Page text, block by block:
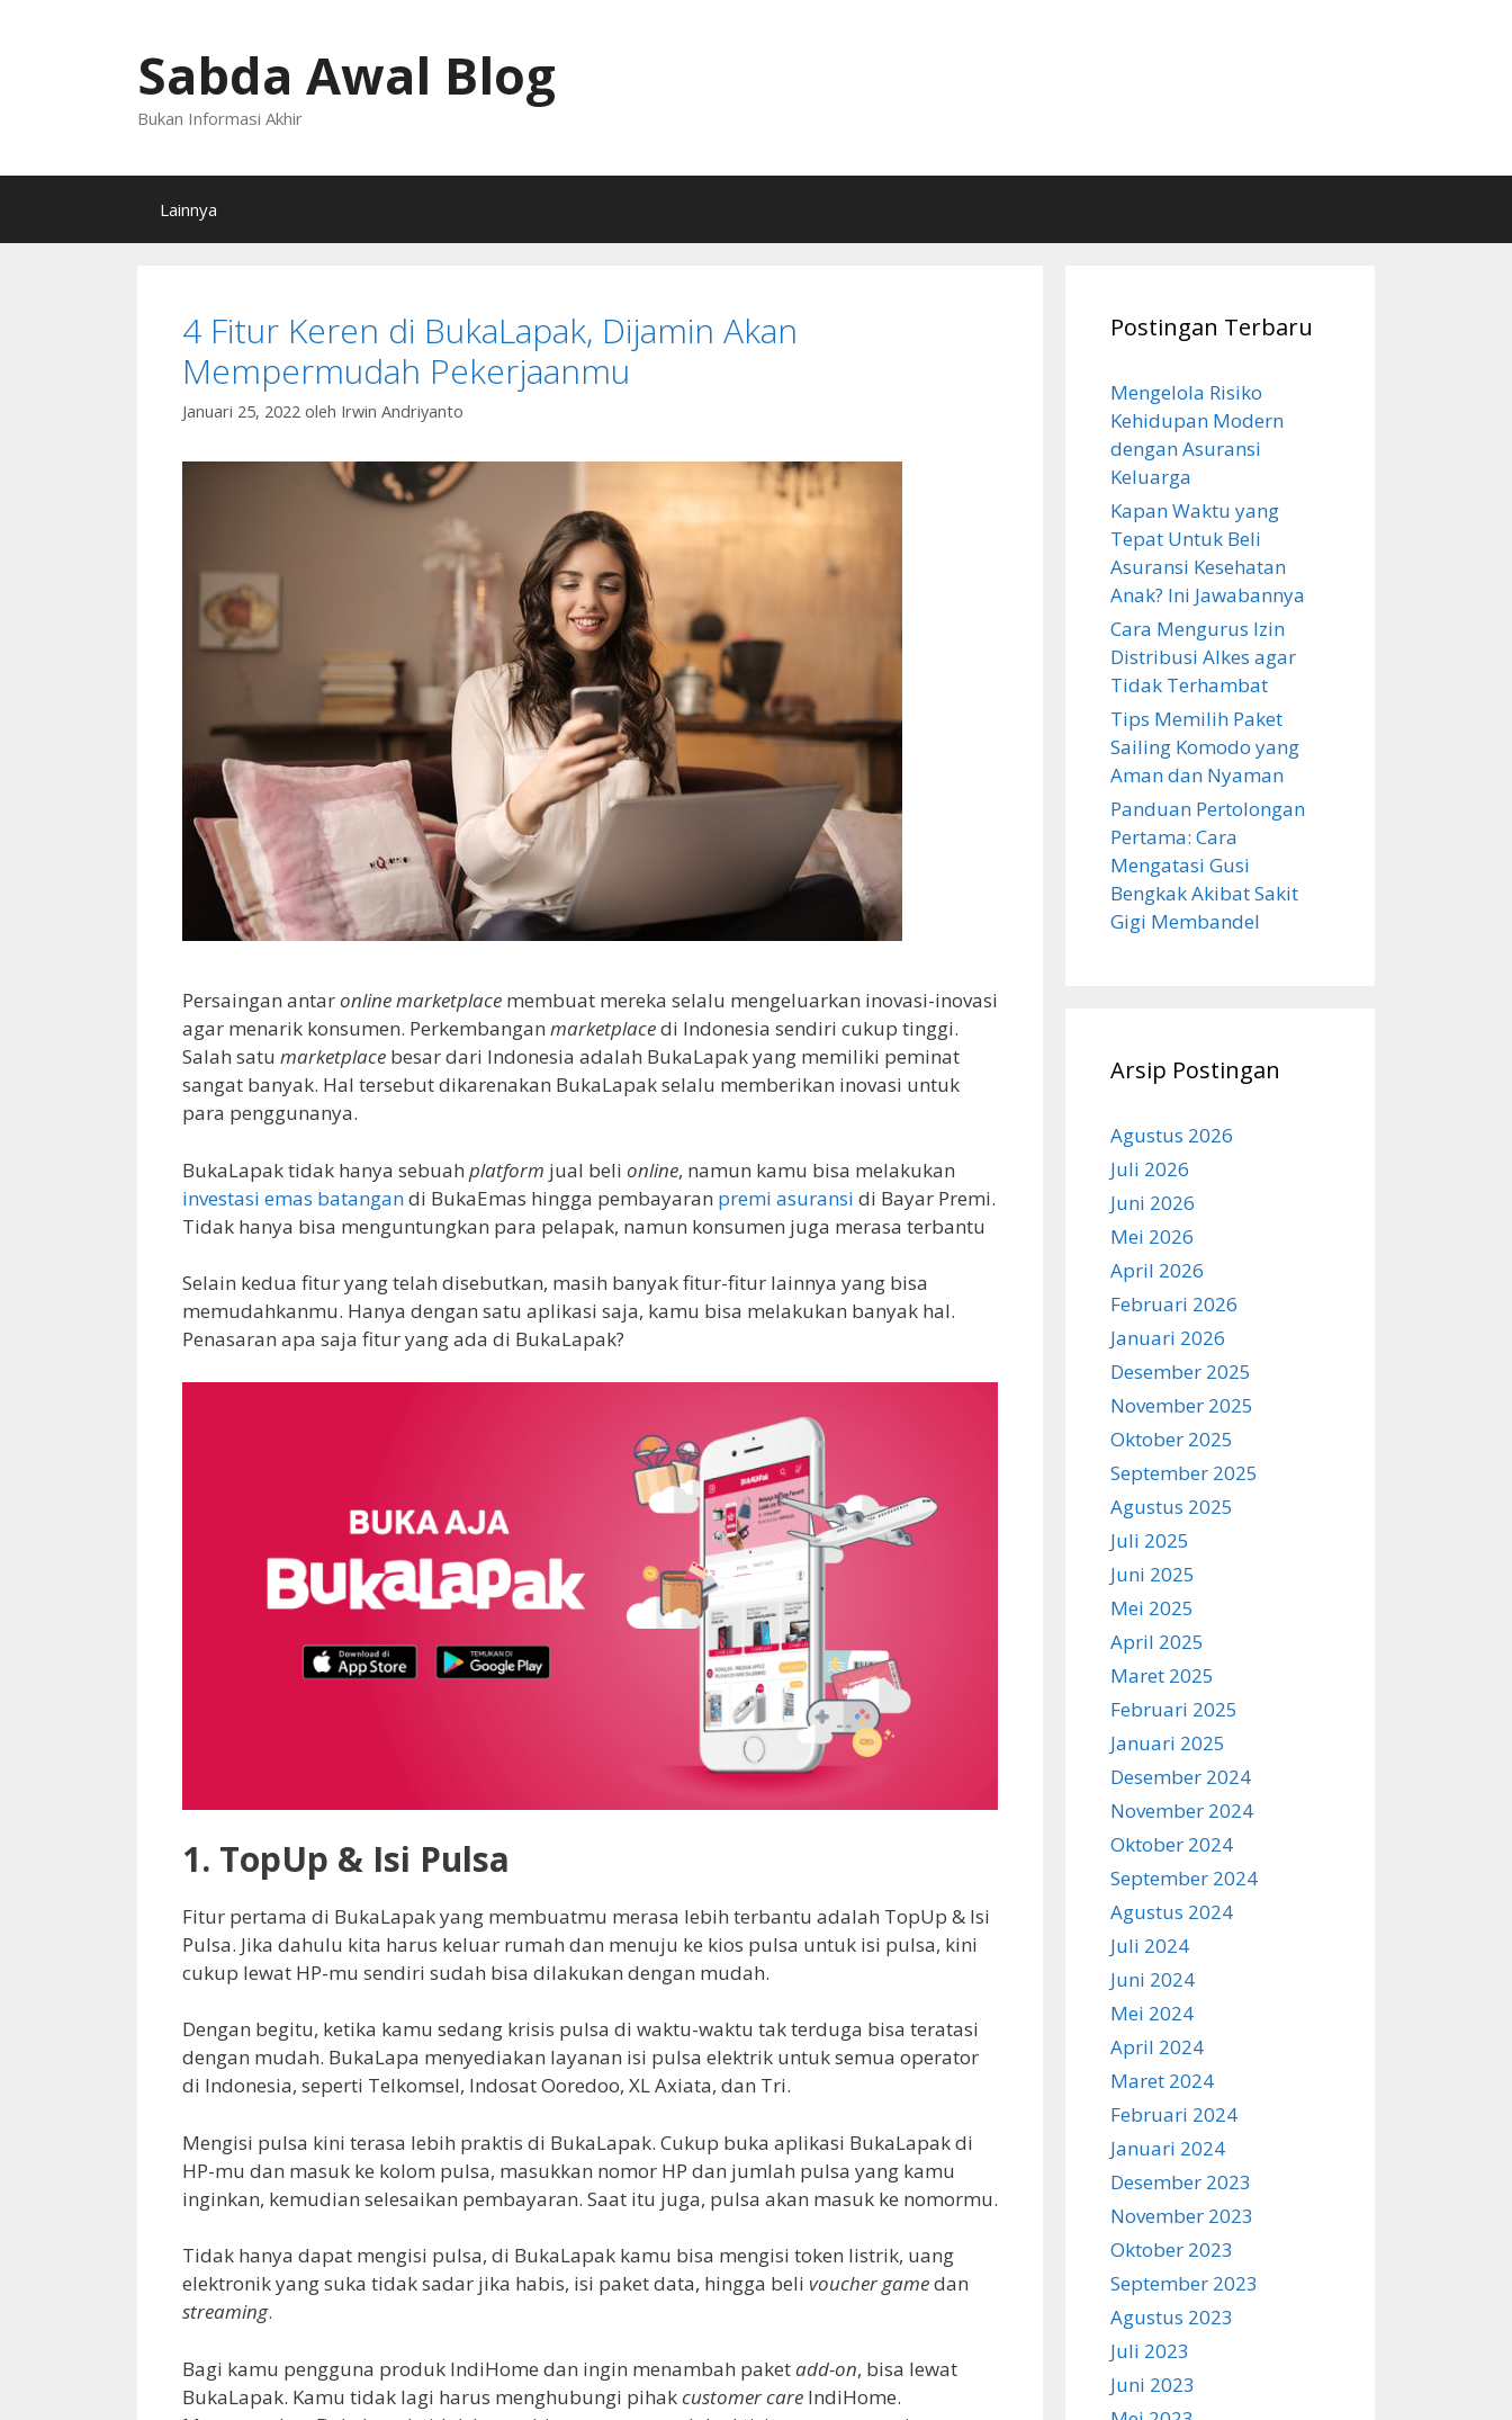
Sabda Awal Blog
Bukan Informasi Akhir
Lainnya
4 Fitur Keren di BukaLapak, Dijamin Akan
Mempermudah Pekerjaanmu
Januari 25, 2022 oleh Irwin Andriyanto
Persaingan antaronline marketplace membuat mereka selalu mengeluarkan inovasi-inovasi
agar menarik konsumen. Perkembangan marketplacedi Indonesia sendiri cukup tinggi.
Salah satu marketplace besar dari Indonesia adalah BukaLapak yang memiliki peminat
sangat banyak. Hal tersebut dikarenakan BukaLapak selalu memberikan inovasi untuk
para penggunanya.
BukaLapak tidak hanya sebuah platform jual beli online, namun kamu bisa melakukan
investasi emas batangandi BukaEmas hingga pembayaran premi asuransi di Bayar Premi.
Tidak hanya bisa menguntungkan para pelapak, namun konsumen juga merasa terbantu
Selain kedua fitur yang telah disebutkan, masih banyak fitur-fitur lainnya yang bisa
memudahkanmu. Hanya dengan satu aplikasi saja, kamu bisa melakukan banyak hal.
Penasaran apa saja fitur yang ada di BukaLapak?
1. TopUp & Isi Pulsa
Fitur pertama di BukaLapak yang membuatmu merasa lebih terbantu adalah TopUp & Isi
Pulsa. Jika dahulu kita harus keluar rumah dan menuju ke kios pulsa untuk isi pulsa, kini
cukup lewat HP-mu sendiri sudah bisa dilakukan dengan mudah.
Dengan begitu, ketika kamu sedang krisis pulsa di waktu-waktu tak terduga bisa teratasi
dengan mudah. BukaLapa menyediakan layanan isi pulsa elektrik untuk semua operator
di Indonesia, seperti Telkomsel, Indosat Ooredoo, XL Axiata, dan Tri.
Mengisi pulsa kini terasa lebih praktis di BukaLapak. Cukup buka aplikasi BukaLapak di
HP-mu dan masuk ke kolom pulsa, masukkan nomor HP dan jumlah pulsa yang kamu
inginkan, kemudian selesaikan pembayaran. Saat itu juga, pulsa akan masuk ke nomormu.
Tidak hanya dapat mengisi pulsa, di BukaLapak kamu bisa mengisi token listrik, uang
elektronik yang suka tidak sadar jika habis, isi paket data, hingga beli voucher gamedan
streaming.
Bagi kamu pengguna produk IndiHome dan ingin menambah paketadd-on, bisa lewat
BukaLapak. Kamu tidak lagi harus menghubungi pihakcustomer care IndiHome.
Postingan Terbaru
Mengelola Risiko
Kehidupan Modern
dengan Asuransi
Keluarga
Kapan Waktu yang
Tepat Untuk Beli
Asuransi Kesehatan
Anak? Ini Jawabannya
Cara Mengurus Izin
Distribusi Alkes agar
Tidak Terhambat
Tips Memilih Paket
Sailing Komodo yang
Aman dan Nyaman
Panduan Pertolongan
Pertama: Cara
Mengatasi Gusi
Bengkak Akibat Sakit
Gigi Membandel
Arsip Postingan
Agustus 2026
Juli 2026
Juni 2026
Mei 2026
April 2026
Februari 2026
Januari 2026
Desember 2025
November 2025
Oktober 2025
September 2025
Agustus 2025
Juli 2025
Juni 2025
Mei 2025
April 2025
Maret 2025
Februari 2025
Januari 2025
Desember 2024
November 2024
Oktober 2024
September 2024
Agustus 2024
Juli 2024
Juni 2024
Mei 2024
April 2024
Maret 2024
Februari 2024
Januari 2024
Desember 2023
November 2023
Oktober 2023
September 2023
Agustus 2023
Juli 2023
Juni 2023